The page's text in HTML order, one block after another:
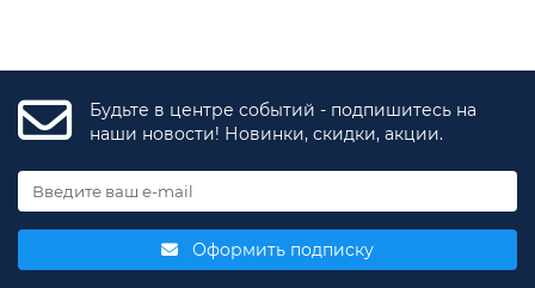
Будьте в центре событий - подпишитесь на
наши новости! Новинки, скидки, акции.
Оформить подписку